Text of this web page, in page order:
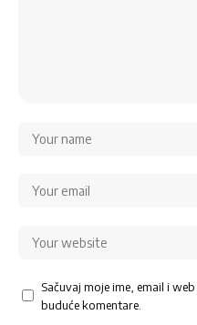
Sačuvaj moje ime, email i
buduće komentare.